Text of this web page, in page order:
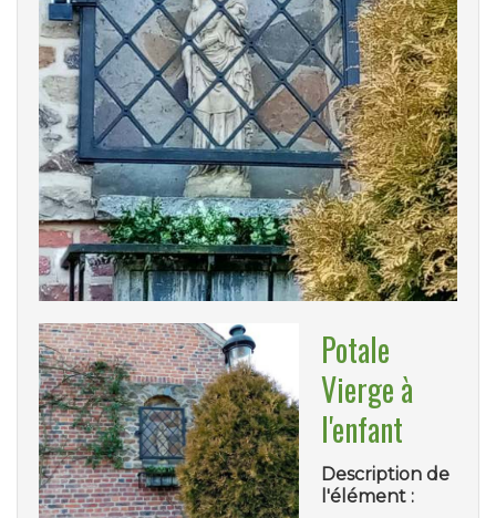
Potale
Vierge à
l'enfant
Description de
l'élément :